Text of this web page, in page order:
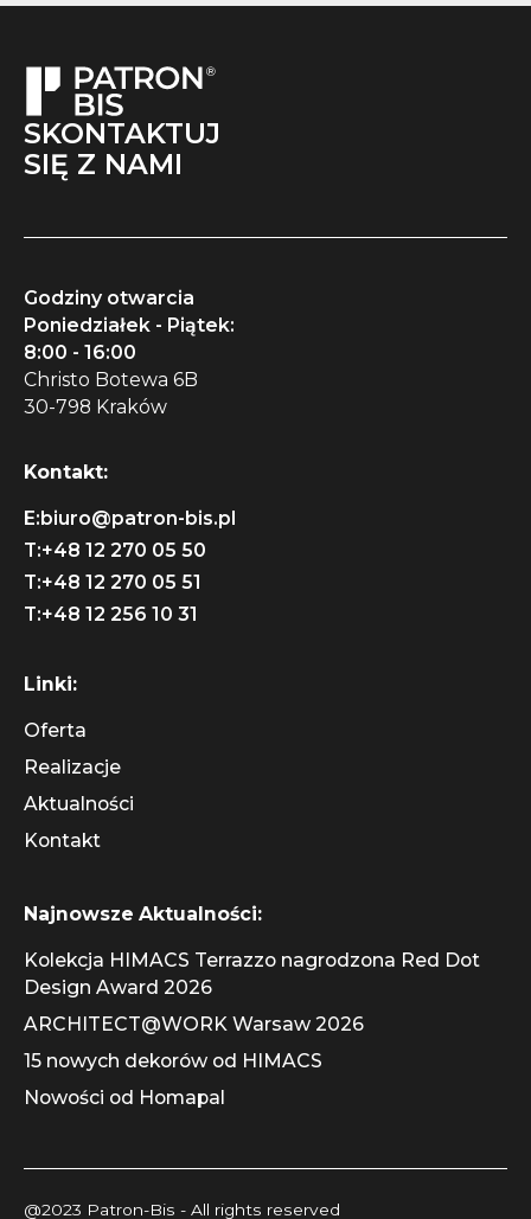
SKONTAKTUJ
SIĘ Z NAMI
Godziny otwarcia
Poniedziałek - Piątek:
8:00 - 16:00
Christo Botewa 6B
30-798 Kraków
Kontakt:
E:biuro@patron-bis.pl
T:+48 12 270 05 50
T:+48 12 270 05 51
T:+48 12 256 10 31
Linki:
Oferta
Realizacje
Aktualności
Kontakt
Najnowsze Aktualności:
Kolekcja HIMACS Terrazzo nagrodzona Red Dot
Design Award 2026
ARCHITECT@WORK Warsaw 2026
15 nowych dekorów od HIMACS
Nowości od Homapal
@2023 Patron-Bis - All rights reserved